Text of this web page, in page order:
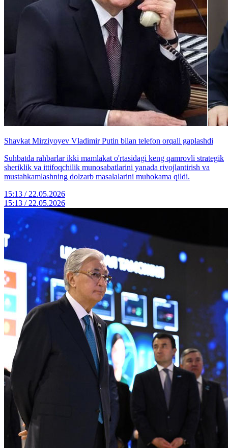
Shavkat Mirziyoyev Vladimir Putin bilan telefon orqali gaplashdi
Suhbatda rahbarlar ikki mamlakat o'rtasidagi keng qamrovli strategik
sheriklik va ittifoqchilik munosabatlarini yanada rivojlantirish va
mustahkamlashning dolzarb masalalarini muhokama qildi.
15:13 / 22.05.2026
15:13 / 22.05.2026